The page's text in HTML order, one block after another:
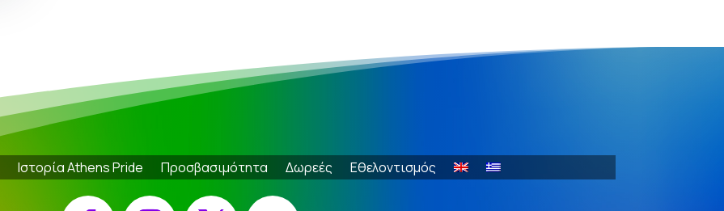
Ιστορία Athens Pride Προσβασιμότητα Δωρεές Εθελοντισμός
Facebook Instagram X YouTube